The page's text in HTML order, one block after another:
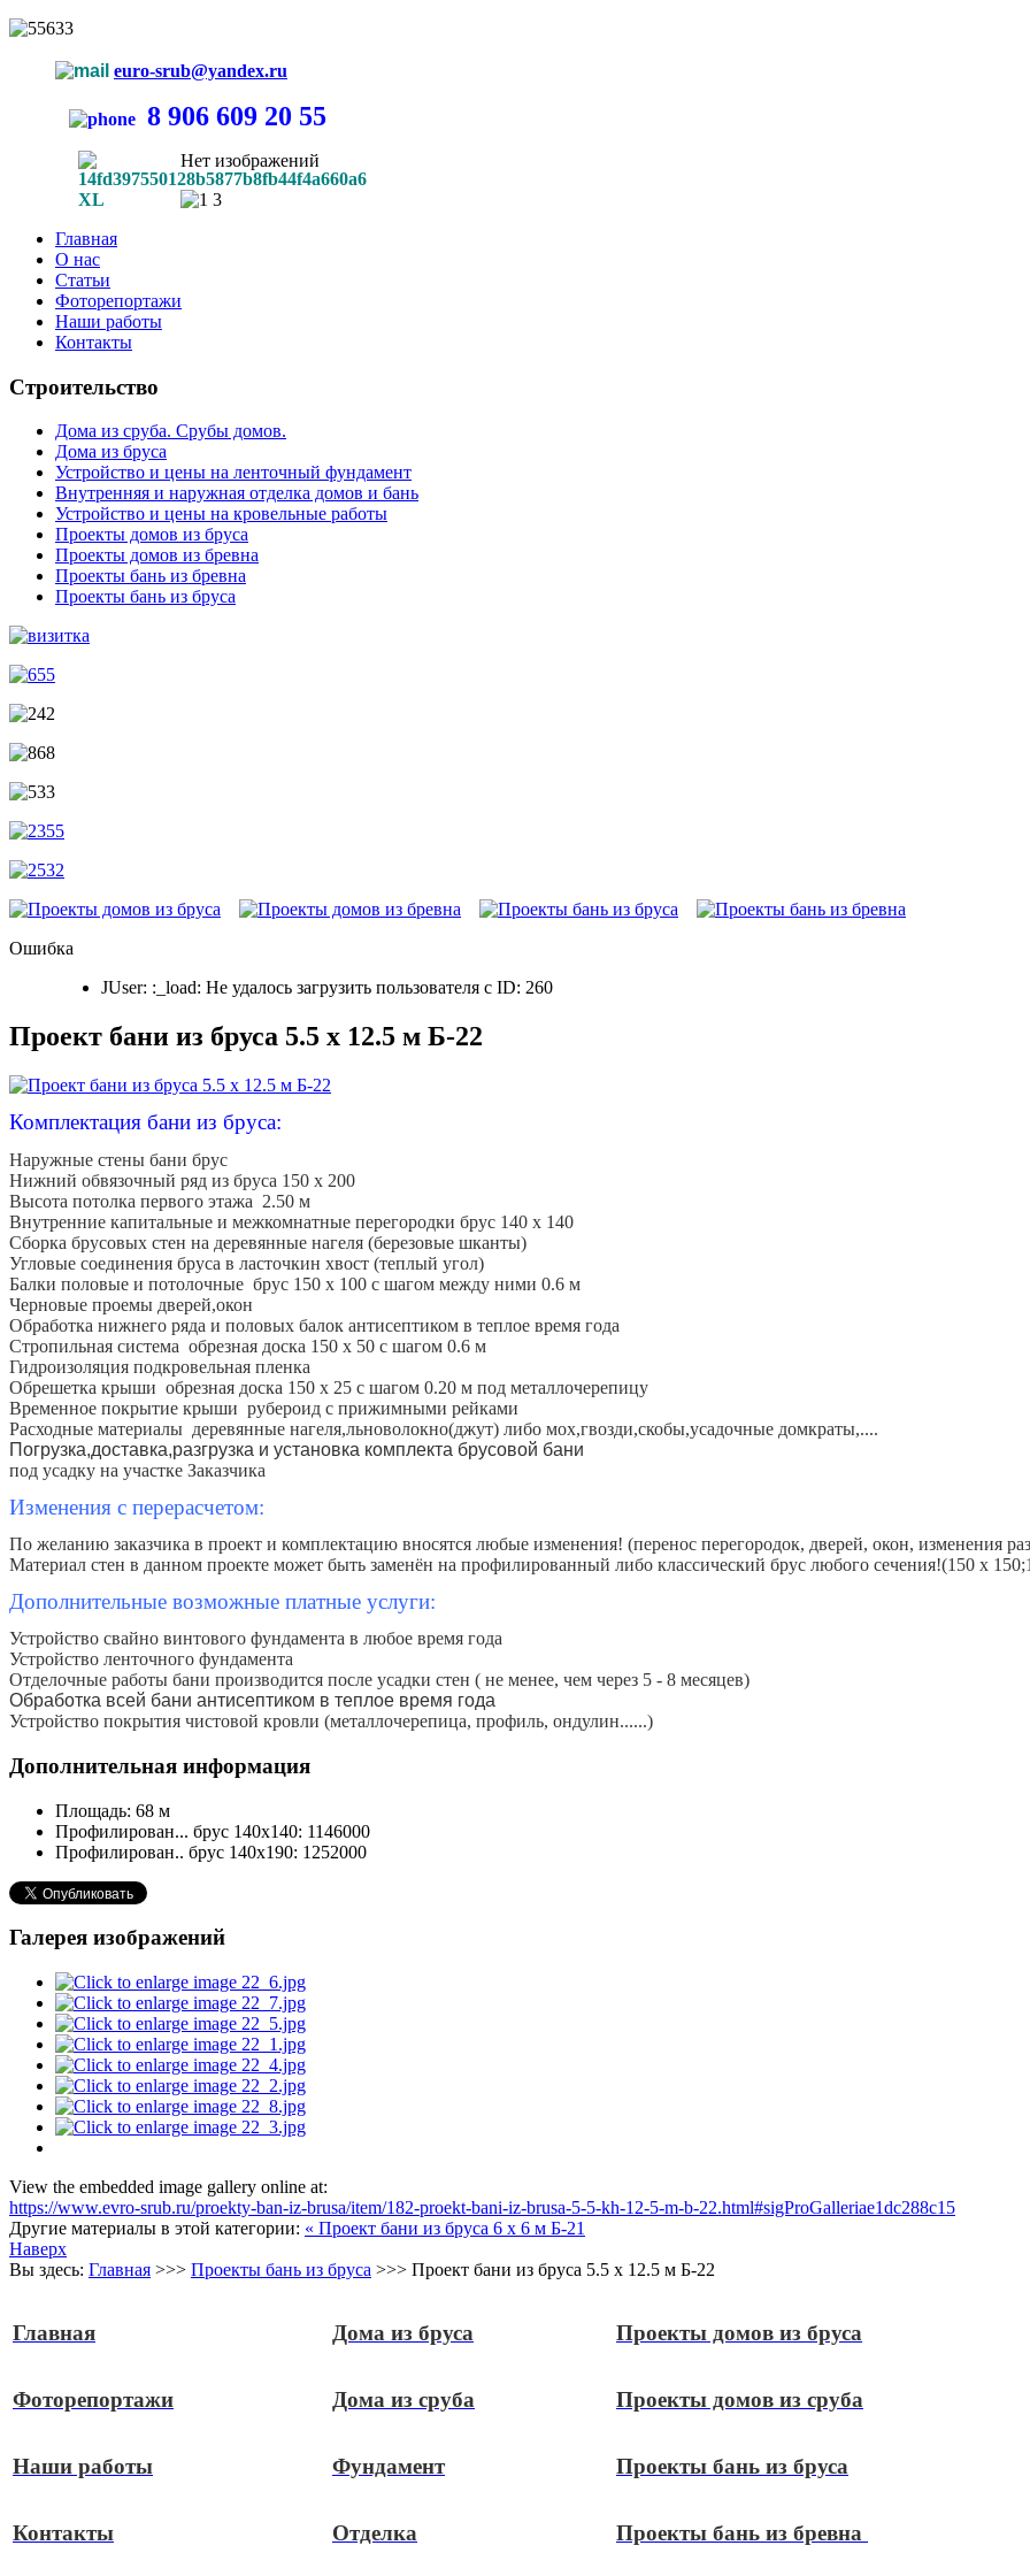
euro-srub@yandex.ru
8 906 609 20 55
Нет изображений
Главная
О нас
Статьи
Фоторепортажи
Наши работы
Контакты
Строительство
Дома из сруба. Срубы домов.
Дома из бруса
Устройство и цены на ленточный фундамент
Внутренняя и наружная отделка домов и бань
Устройство и цены на кровельные работы
Проекты домов из бруса
Проекты домов из бревна
Проекты бань из бревна
Проекты бань из бруса
Ошибка
JUser: :_load: Не удалось загрузить пользователя с ID: 260
Проект бани из бруса 5.5 х 12.5 м Б-22
Комплектация бани из бруса:
Наружные стены бани брус
Нижний обвязочный ряд из бруса 150 х 200
Высота потолка первого этажа 2.50 м
Внутренние капитальные и межкомнатные перегородки брус 140 x 140
Сборка брусовых стен на деревянные нагеля (березовые шканты)
Угловые соединения бруса в ласточкин хвост (теплый угол)
Балки половые и потолочные брус 150 x 100 с шагом между ними 0.6 м
Черновые проемы дверей,окон
Обработка нижнего ряда и половых балок антисептиком в теплое время года
Стропильная система обрезная доска 150 x 50 с шагом 0.6 м
Гидроизоляция подкровельная пленка
Обрешетка крыши обрезная доска 150 x 25 с шагом 0.20 м под металлочерепицу
Временное покрытие крыши рубероид с прижимными рейками
Расходные материалы деревянные нагеля,льноволокно(джут) либо мох,гвозди,скобы,усадочные домкраты,....
Погрузка,доставка,разгрузка и установка комплекта брусовой бани
под усадку на участке Заказчика
Изменения с перерасчетом:
По желанию заказчика в проект и комплектацию вносятся любые изменения! (перенос перегородок, дверей, окон, изменения
Материал стен в данном проекте может быть заменён на профилированный либо классический брус любого сечения!(150 х
Дополнительные возможные платные услуги:
Устройство свайно винтового фундамента в любое время года
Устройство ленточного фундамента
Отделочные работы бани производится после усадки стен ( не менее, чем через 5 - 8 месяцев)
Обработка всей бани антисептиком в теплое время года
Устройство покрытия чистовой кровли (металлочерепица, профиль, ондулин......)
Дополнительная информация
Площадь: 68 м
Профилирован... брус 140х140: 1146000
Профилирован.. брус 140х190: 1252000
Галерея изображений
View the embedded image gallery online at:
https://www.evro-srub.ru/proekty-ban-iz-brusa/item/182-proekt-bani-iz-brusa-5-5-kh-12-5-m-b-22.html#sigProGalleriae1dc288c15
Другие материалы в этой категории: « Проект бани из бруса 6 х 6 м Б-21
Наверх
Вы здесь: Главная >>> Проекты бань из бруса >>> Проект бани из бруса 5.5 х 12.5 м Б-22
Главная Дома из бруса Проекты домов из бруса
Фоторепортажи Дома из сруба Проекты домов из сруба
Наши работы Фундамент Проекты бань из бруса
Контакты Отделка Проекты бань из бревна